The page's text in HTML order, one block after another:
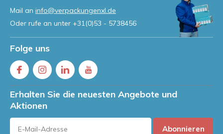
Mail an info@verpackungenxl.de
Oder rufe an unter +31(0)53 - 5738456
Folge uns
Erhalten Sie die neuesten Angebote und
Aktionen
Abonnieren